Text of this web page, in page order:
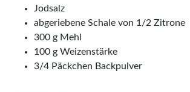
Jodsalz
abgeriebene Schale von 1/2 Zitrone
300 g Mehl
100 g Wei­zenstärke
3/4 Päckchen Backpulver